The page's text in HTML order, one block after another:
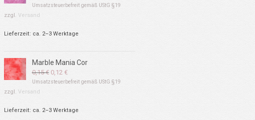
Preis Preis
Umsatzsteuerbefreit gemäß UStG §19
zzgl. Versand
Lieferzeit: ca. 2–3 Werktage
Marble Mania Cor
0,15€ Ursprünglicher
Preis
0,12 €Aktueller
Preis
Umsatzsteuerbefreit gemäß UStG §19
zzgl. Versand
Lieferzeit: ca. 2–3 Werktage